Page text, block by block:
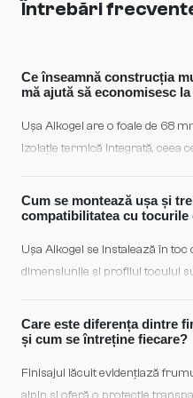
Întrebări
Ce înseamnă construcția
mă ajută să economisesc
Ușa Alkogel are o foaie de 68
izolație termică integrată, ceea
lemn. Acest nivel de izolație
căldură, mai ales dacă o
Cum se montează ușa și
compatibilitatea cu tocurile
Ușa Alkogel se instalează în
dimensiunile și profilul tocului
efectuată de un specialist care
și să adapteze tocul la
parametri maximi. Contactați
Care este diferența dintre
și cum se întreține fiecare?
Finisajul lăcuit evidențiază
alpin și oferă o protecție